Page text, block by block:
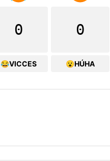
0
😂VICCES
0
😮HÚHA